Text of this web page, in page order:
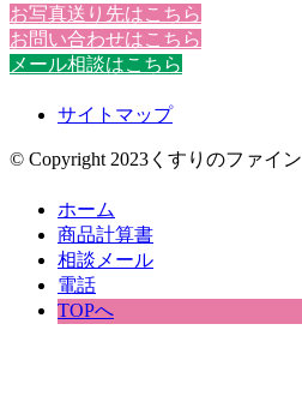
お写真送り先はこちら
お問い合わせはこちら
メール相談はこちら
サイトマップ
© Copyright 2023くすりのファイン
ホーム
商品計算書
相談メール
電話
TOPへ